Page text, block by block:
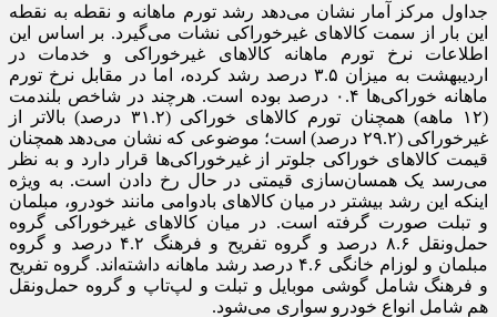
جداول مرکز آمار نشان می‌دهد رشد تورم ماهانه و نقطه به نقطه
این بار از سمت کالاهای غیرخوراکی نشات می‌گیرد. بر اساس این
اطلاعات نرخ تورم ماهانه کالاهای غیرخوراکی و خدمات در
اردیبهشت به میزان ۳.۵ درصد رشد کرده، اما در مقابل نرخ تورم
ماهانه خوراکی‌ها ۰.۴ درصد بوده است. هرچند در شاخص بلندمت
(۱۲ ماهه) همچنان تورم کالاهای خوراکی (۳۱.۲ درصد) بالاتر از
غیرخوراکی (۲۹.۲ درصد) است؛ موضوعی که نشان می‌دهد همچنان
قیمت کالاهای خوراکی جلوتر از غیرخوراکی‌ها قرار دارد و به نظر
می‌رسد یک همسان‌سازی قیمتی در حال رخ دادن است. به ویژه
اینکه این رشد بیشتر در میان کالاهای بادوامی مانند خودرو، مبلمان
و تبلت صورت گرفته است. در میان کالاهای غیرخوراکی گروه
حمل‌ونقل ۸.۶ درصد و گروه تفریح و فرهنگ ۴.۲ درصد و گروه
مبلمان و لوزام خانگی ۴.۶ درصد رشد ماهانه داشته‌اند. گروه تفریح
و فرهنگ شامل گوشی موبایل و تبلت و لپ‌تاپ و گروه حمل‌ونقل
هم شامل انواع خودرو سواری می‌شود.